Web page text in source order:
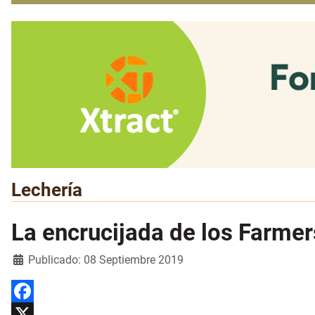
Lechería
La encrucijada de los
Detalles
Publicado: 08 Septiembre 2019